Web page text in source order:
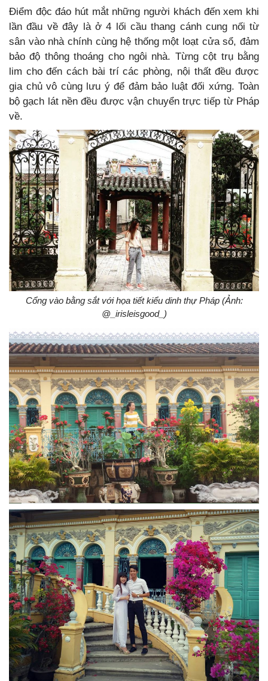
Điểm độc đáo hút mắt những người khách đến xem khi
lần đầu về đây là ở 4 lối cầu thang cánh cung nối từ
sân vào nhà chính cùng hệ thống một loạt cửa sổ, đảm
bảo độ thông thoáng cho ngôi nhà. Từng cột trụ bằng
lim cho đến cách bài trí các phòng, nội thất đều được
gia chủ vô cùng lưu ý để đảm bảo luật đối xứng. Toàn
bộ gạch lát nền đều được vận chuyển trực tiếp từ Pháp
về.
Cổng vào bằng sắt với họa tiết kiểu dinh thự Pháp (Ảnh:
@_irisleisgood_)